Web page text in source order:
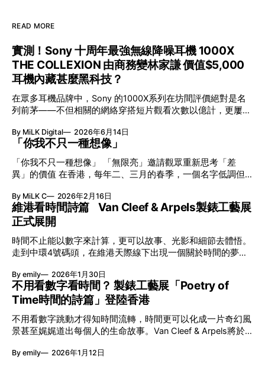
READ MORE
實測！Sony 十周年最強無線降噪耳機 1000X
THE COLLEXION 由商務變林家謙 價值$5,000
耳機內藏甚麼黑科技？
在眾多耳機品牌中，Sony 的1000X系列在坊間評價絕對是名
列前茅——不但相關的網絡穿搭短片觀看次數以億計，更屢獲
VGP 金獎，也是 Amazon 折扣日的大熱推介。
By MiLK Digital 2026年6月14日
「你我不只一種想像」
「你我不只一種想像」 「無限亮」邀請觀眾重新思考「差
異」的價值 在香港，每年二、三月的春季，一個名字低調但
節與香港賽馬會慈善信託基金聯合呈獻，以共融藝術為核心，
八年來不只是帶來無數來自世界各地的優秀節目，更致力於在
本地建立屬於香港的共融創作生態。今年更首度與本地兩大旗
艦藝團強強聯手打造兩部深具意義的作品《遊延》及《弦上光
影》，展開一場前所未有的藝術對話，擦下多元藝術下的流動
能量，全面開展一場無界限嘅藝術旅程。 第八屆「無限亮」
以「你我不只一種想像」為題，從共融角度重新思索「差異」
的價值。不同能力人士是社會多樣性的一部分。每人皆擁有
「不同」能力與特質，當我們一齊生活、一齊創作、互相啟
發，偏見與界線，也自然被藝術溶化。 「無限亮」2026精彩
節目包括: 2月27日至3月1日：帕拉管弦樂團《無邊狂想曲》/
音樂‧舞蹈 (開幕節目) 2月28日至3月1日：
By MiLK C 2026年2月16日
維港看時間詩篇 Van Cleef & Arpels製錶工藝展
正式展開
時間不止能以數字來計算，更可以故事、光影和細節去體悟。
走到中環4號碼頭，在維港天際線下出現一個關於時間的夢幻
覽。由即日至2月8日期間舉行，世家把一貫低調精緻的製錶語
言搬離傳統店舖，放進公共場域，讓時間不只是腕上的個人物
件，而是一場可以與他人一同經歷的詩意旅程。 在碼頭打開
「時間詩集」 走進展場尤如翻開一本時間詩集，藉由不同主
題呈現時間的無限想像。Van Cleef & Arpels的腕錶從來不是
由單純的機械與數字堆砌，更像是腕上的動人故事。 世家以
精湛的製錶技術與敘事美學為核心，讓每一枚腕錶都超越單純
報時的功能，而是把稍縱即逝的瞬間凝結成可以反覆閱讀的畫
By emily 2026年1月30日
不用看數字看時間？ 製錶工藝展「Poetry of
Time時間的詩篇」登陸香港
不用看數字跳動才得知時間流轉，時間更可以化成一片奇幻風
景甚至娓娓道出每個人的生命故事。Van Cleef & Arpels將於1
詩篇」展覽，邀請大家走進由愛情故事、詩意星象、迷人自然
By emily 2026年1月12日